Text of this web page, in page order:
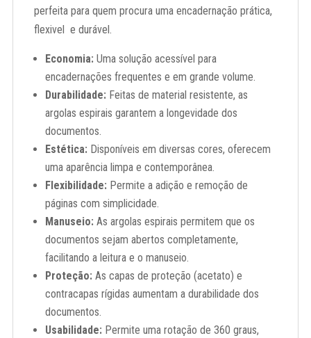
perfeita para quem procura uma encadernação prática,
flexivel e durável.
Economia: Uma solução acessível para
encadernações frequentes e em grande volume.
Durabilidade: Feitas de material resistente, as
argolas espirais garantem a longevidade dos
documentos.
Estética: Disponíveis em diversas cores, oferecem
uma aparência limpa e contemporânea.
Flexibilidade: Permite a adição e remoção de
páginas com simplicidade.
Manuseio: As argolas espirais permitem que os
documentos sejam abertos completamente,
facilitando a leitura e o manuseio.
Proteção: As capas de proteção (acetato) e
contracapas rígidas aumentam a durabilidade dos
documentos.
Usabilidade: Permite uma rotação de 360 graus,